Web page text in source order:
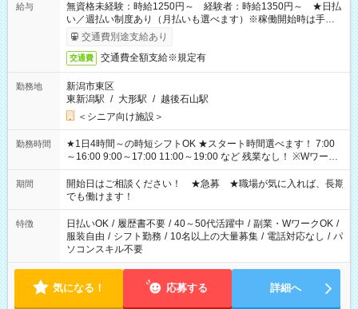
給与
無資格未経験：時給1250円～ 経験者：時給1350円～ ★日払
い／週払い制度あり（月払いも選べます）※稼働開始時は手続き
完了次第のお支払いとなります。
交通費別途支給あり
交通費 交通費全額支給※規定有
勤務地
新潟市東区
東新潟駅 / 大形駅 / 越後石山駅
＜シニア向け施設＞
勤務時間
★1日4時間～の時短シフトOK ★スタート時間選べます！ 7:00
～16:00 9:00～17:00 11:00～19:00 など 残業なし！ ※Wワーク
の場合、他のお仕事と合わせ週40時間超の就業はご案内できま
せん ※法令に基づき、週20時間以上勤務は社会保険への加入対
象となります ※労働者派遣法（日雇い派遣の原則禁止）によ
り、短時間・短期間の就業はご案内が難しい場合があります
期間
開始日はご相談ください！ ★急募 ★職場が気に入れば、長期
でも働けます！
特徴 日払いOK / 履歴書不要 / 40～50代活躍中 / 副業・WワークOK /
服装自由 / シフト勤務 / 10名以上の大量募集 / 電話対応なし / パ
ソコンスキル不要
気になる！ 応募する 詳細へ